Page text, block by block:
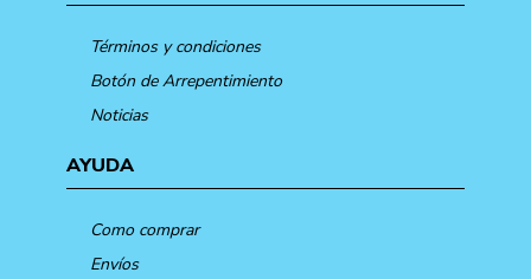
Términos y condiciones
Botón de Arrepentimiento
Noticias
AYUDA
Como comprar
Envíos